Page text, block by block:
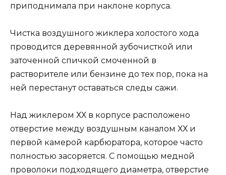
приподнимала при наклоне корпуса.
Чистка воздушного жиклера холостого хода
проводится деревянной зубочисткой или
заточенной спичкой смоченной в
растворителе или бензине до тех пор, пока на
ней перестанут оставаться следы сажи.
Над жиклером ХХ в корпусе расположено
отверстие между воздушным каналом ХХ и
первой камерой карбюратора, которое часто
полностью засоряется. С помощью медной
проволоки подходящего диаметра, отверстие